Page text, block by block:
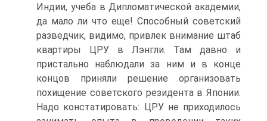
Индии, учеба в Дипломатической академии,
да мало ли что еще! Способный советский
разведчик, видимо, привлек внимание штаб
квартиры ЦРУ в Лэнгли. Там давно и
пристально наблюдали за ним и в конце
концов приняли решение организовать
похищение советского резидента в Японии.
Надо констатировать: ЦРУ не приходилось